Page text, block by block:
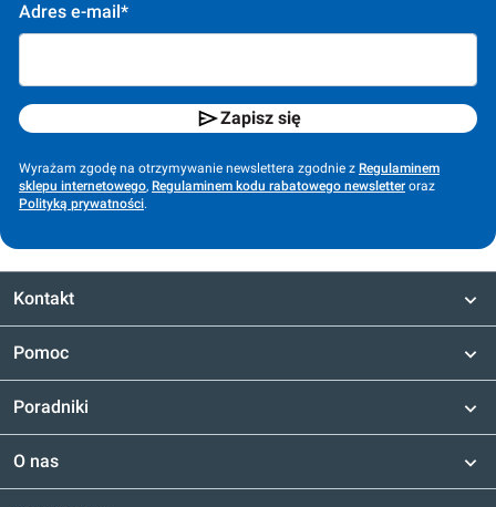
Adres e-mail*
Zapisz się
Wyrażam zgodę na otrzymywanie newslettera zgodnie z Regulaminem
sklepu internetowego, Regulaminem kodu rabatowego newsletter oraz
Polityką prywatności.
Kontakt
Pomoc
Poradniki
O nas